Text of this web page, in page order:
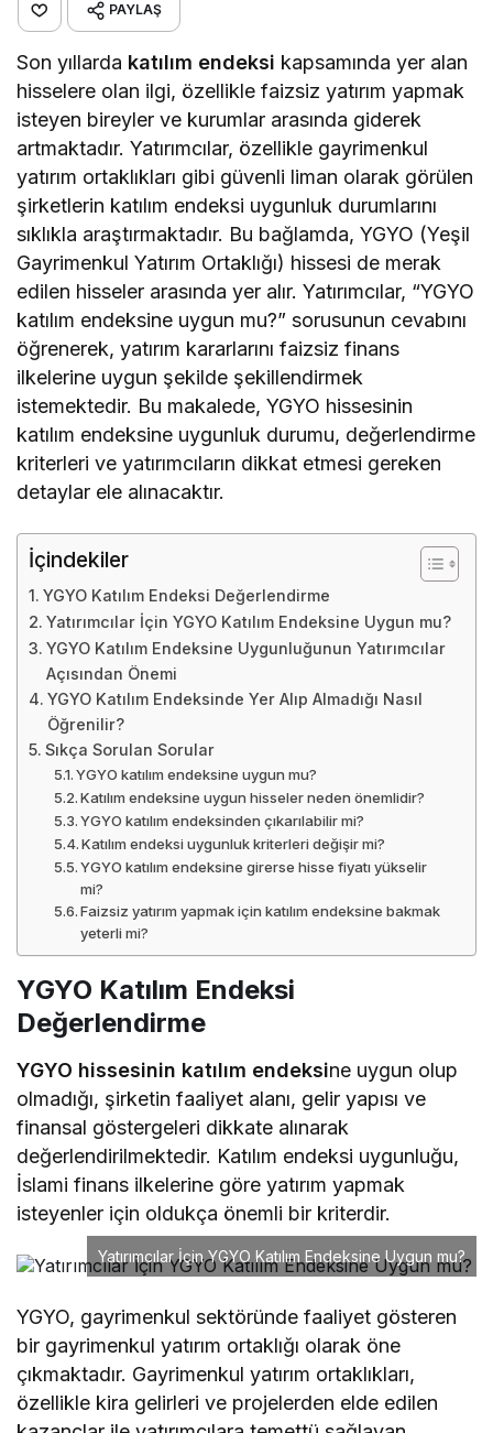
PAYLAŞ
Son yıllarda katılım endeksi kapsamında yer alan
hisselere olan ilgi, özellikle faizsiz yatırım yapmak
isteyen bireyler ve kurumlar arasında giderek
artmaktadır. Yatırımcılar, özellikle gayrimenkul
yatırım ortaklıkları gibi güvenli liman olarak görülen
şirketlerin katılım endeksi uygunluk durumlarını
sıklıkla araştırmaktadır. Bu bağlamda, YGYO (Yeşil
Gayrimenkul Yatırım Ortaklığı) hissesi de merak
edilen hisseler arasında yer alır. Yatırımcılar, “YGYO
katılım endeksine uygun mu?” sorusunun cevabını
öğrenerek, yatırım kararlarını faizsiz finans
ilkelerine uygun şekilde şekillendirmek
istemektedir. Bu makalede, YGYO hissesinin
katılım endeksine uygunluk durumu, değerlendirme
kriterleri ve yatırımcıların dikkat etmesi gereken
detaylar ele alınacaktır.
İçindekiler
YGYO Katılım Endeksi Değerlendirme
Yatırımcılar İçin YGYO Katılım Endeksine Uygun mu?
YGYO Katılım Endeksine Uygunluğunun Yatırımcılar
Açısından Önemi
YGYO Katılım Endeksinde Yer Alıp Almadığı Nasıl
Öğrenilir?
Sıkça Sorulan Sorular
YGYO katılım endeksine uygun mu?
Katılım endeksine uygun hisseler neden önemlidir?
YGYO katılım endeksinden çıkarılabilir mi?
Katılım endeksi uygunluk kriterleri değişir mi?
YGYO katılım endeksine girerse hisse fiyatı yükselir
mi?
Faizsiz yatırım yapmak için katılım endeksine bakmak
yeterli mi?
YGYO Katılım Endeksi
Değerlendirme
YGYO hissesinin katılım endeksine uygun olup
olmadığı, şirketin faaliyet alanı, gelir yapısı ve
finansal göstergeleri dikkate alınarak
değerlendirilmektedir. Katılım endeksi uygunluğu,
İslami finans ilkelerine göre yatırım yapmak
isteyenler için oldukça önemli bir kriterdir.
Yatırımcılar İçin YGYO Katılım Endeksine Uygun mu?
YGYO, gayrimenkul sektöründe faaliyet gösteren
bir gayrimenkul yatırım ortaklığı olarak öne
çıkmaktadır. Gayrimenkul yatırım ortaklıkları,
özellikle kira gelirleri ve projelerden elde edilen